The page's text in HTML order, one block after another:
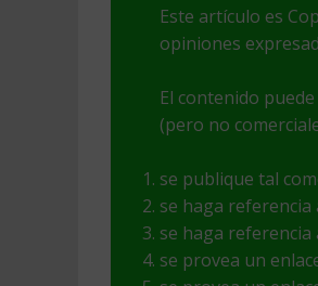
Este artículo es
opiniones
El contenido
(pero no
se publique tal
se haga referencia
se haga referencia
se provea un